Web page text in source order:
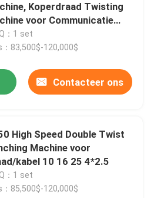
Koperdraad Twisting
voor Communicatie
：1 set
：83,500$-120,000$
Contacteer ons
High Speed Double Twist
Machine voor
kabel 10 16 25 4*2.5
：1 set
：85,500$-120,000$